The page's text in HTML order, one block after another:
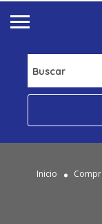
Buscar
Inicio